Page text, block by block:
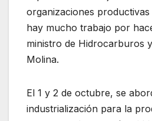
organizaciones
hay mucho trabajo por
ministro de Hidrocarburos
Molina.
El 1 y 2 de octubre, se
industrialización para la